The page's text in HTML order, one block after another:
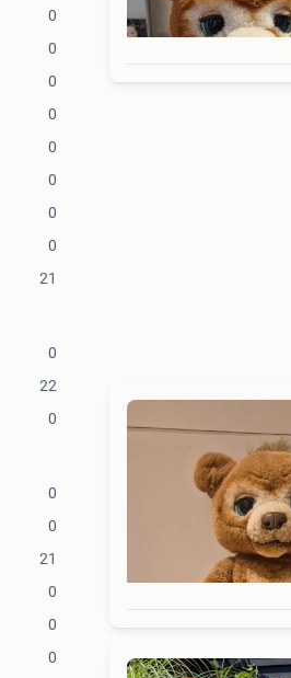
0
0
0
0
0
0
0
0
21
0
22
0
0
0
21
0
0
0